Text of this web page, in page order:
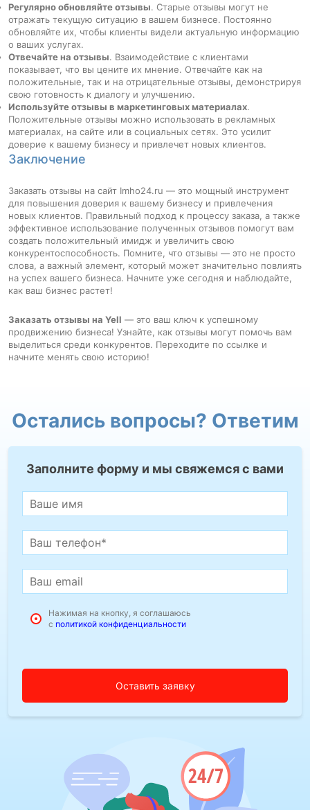
Регулярно обновляйте отзывы. Старые отзывы могут не
отражать текущую ситуацию в вашем бизнесе. Постоянно
обновляйте их, чтобы клиенты видели актуальную информацию
о ваших услугах.
Отвечайте на отзывы. Взаимодействие с клиентами
показывает, что вы цените их мнение. Отвечайте как на
положительные, так и на отрицательные отзывы, демонстрируя
свою готовность к диалогу и улучшению.
Используйте отзывы в маркетинговых материалах.
Положительные отзывы можно использовать в рекламных
материалах, на сайте или в социальных сетях. Это усилит
доверие к вашему бизнесу и привлечет новых клиентов.
Заключение
Заказать отзывы на сайт Imho24.ru — это мощный инструмент
для повышения доверия к вашему бизнесу и привлечения
новых клиентов. Правильный подход к процессу заказа, а также
эффективное использование полученных отзывов помогут вам
создать положительный имидж и увеличить свою
конкурентоспособность. Помните, что отзывы — это не просто
слова, а важный элемент, который может значительно повлиять
на успех вашего бизнеса. Начните уже сегодня и наблюдайте,
как ваш бизнес растет!
Заказать отзывы на Yell — это ваш ключ к успешному
продвижению бизнеса! Узнайте, как отзывы могут помочь вам
выделиться среди конкурентов. Переходите по ссылке и
начните менять свою историю!
Остались вопросы? Ответим
Заполните форму и мы свяжемся с вами
Нажимая на кнопку, я соглашаюсь
с политикой конфиденциальности